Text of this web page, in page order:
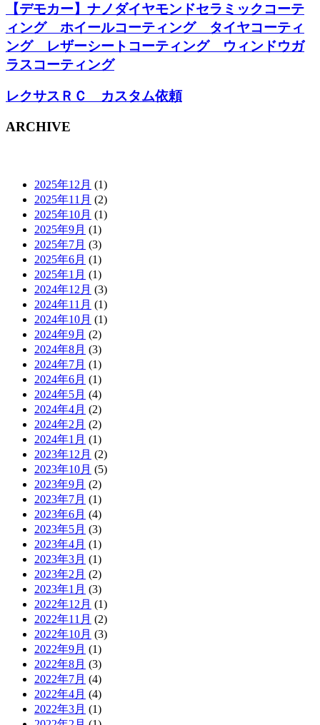
【デモカー】ナノダイヤモンドセラミックコーテ
ィング ホイールコーティング タイヤコーティ
ング レザーシートコーティング ウィンドウガ
ラスコーティング
レクサスＲＣ カスタム依頼
ARCHIVE
2025年12月 (1)
2025年11月 (2)
2025年10月 (1)
2025年9月 (1)
2025年7月 (3)
2025年6月 (1)
2025年1月 (1)
2024年12月 (3)
2024年11月 (1)
2024年10月 (1)
2024年9月 (2)
2024年8月 (3)
2024年7月 (1)
2024年6月 (1)
2024年5月 (4)
2024年4月 (2)
2024年2月 (2)
2024年1月 (1)
2023年12月 (2)
2023年10月 (5)
2023年9月 (2)
2023年7月 (1)
2023年6月 (4)
2023年5月 (3)
2023年4月 (1)
2023年3月 (1)
2023年2月 (2)
2023年1月 (3)
2022年12月 (1)
2022年11月 (2)
2022年10月 (3)
2022年9月 (1)
2022年8月 (3)
2022年7月 (4)
2022年4月 (4)
2022年3月 (1)